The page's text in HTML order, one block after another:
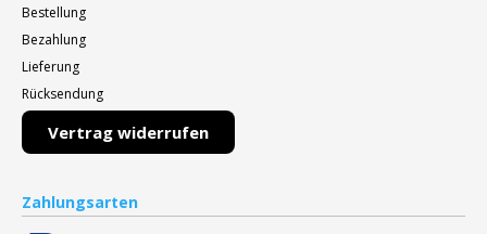
Bestellung
Bezahlung
Lieferung
Rücksendung
Vertrag widerrufen
Zahlungsarten